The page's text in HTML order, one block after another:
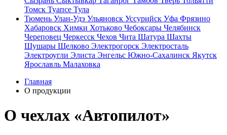
Томск Туапсе Тула
Тюмень Улан-Удэ Ульяновск Уссурийск Уфа Фрязино
Хабаровск Химки Хотьково Чебоксары Челябинск
Череповец Черкесск Чехов Чита Шатура Шахты
Шушары Щелково Электрогорск Электросталь
Электроугли Элиста Энгельс Южно-Сахалинск Якутск
Ярославль Малаховка
Главная
О продукции
О чехлах «Автопилот»